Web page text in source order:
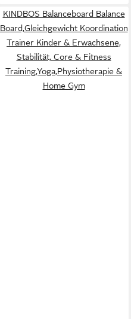
KINDBOS Balanceboard Balance
Board,Gleichgewicht Koordination
Trainer Kinder & Erwachsene,
Stabilität, Core & Fitness
Training,Yoga,Physiotherapie &
Home Gym